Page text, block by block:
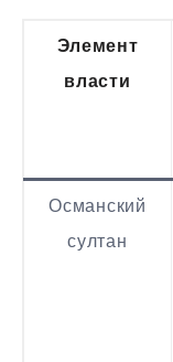
Элемент
власти
Османский
султан